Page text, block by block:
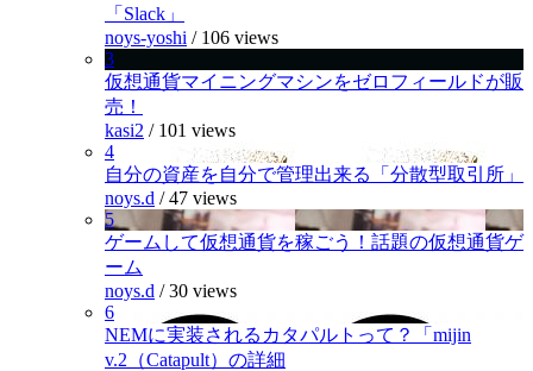
「Slack」
noys-yoshi / 106 views
3
仮想通貨マイニングマシンをゼロフィールドが販
売！
kasi2 / 101 views
4
自分の資産を自分で管理出来る「分散型取引所」
noys.d /47 views
5
ゲームして仮想通貨を稼ごう！話題の仮想通貨ゲ
ーム
noys.d /30 views
6
NEMに実装されるカタパルトって？「mijin
v.2（Catapult）の詳細